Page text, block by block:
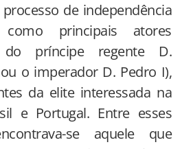
de independência
principais atores
do príncipe regente D.
o imperador D. Pedro I),
da elite interessada na
e Portugal. Entre esses
se aquele que